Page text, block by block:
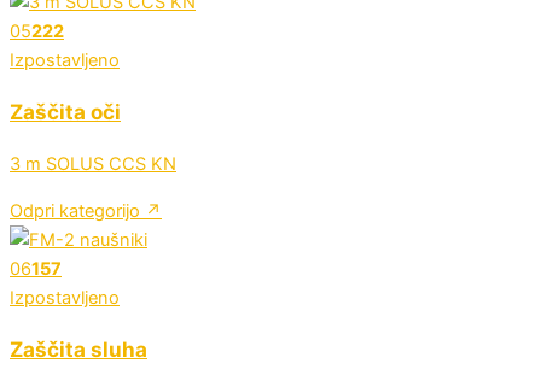
05222
Izpostavljeno
Zaščita oči
3 m SOLUS CCS KN
Odpri kategorijo ↗
06157
Izpostavljeno
Zaščita sluha